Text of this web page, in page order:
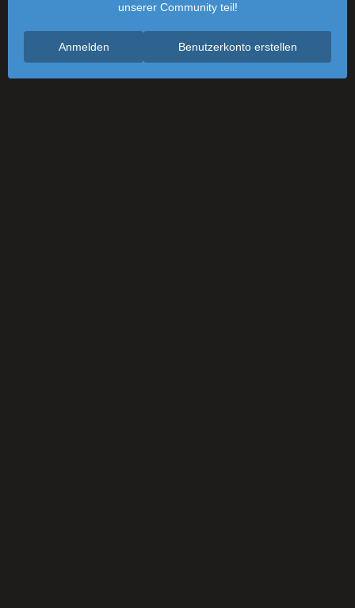
unserer Community teil!
Benutzerkonto erstellen
Anmelden